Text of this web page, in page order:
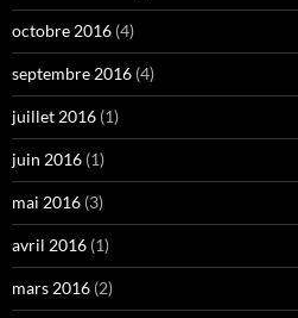
octobre 2016 (4)
septembre 2016 (4)
juillet 2016 (1)
juin 2016 (1)
mai 2016 (3)
avril 2016 (1)
mars 2016 (2)